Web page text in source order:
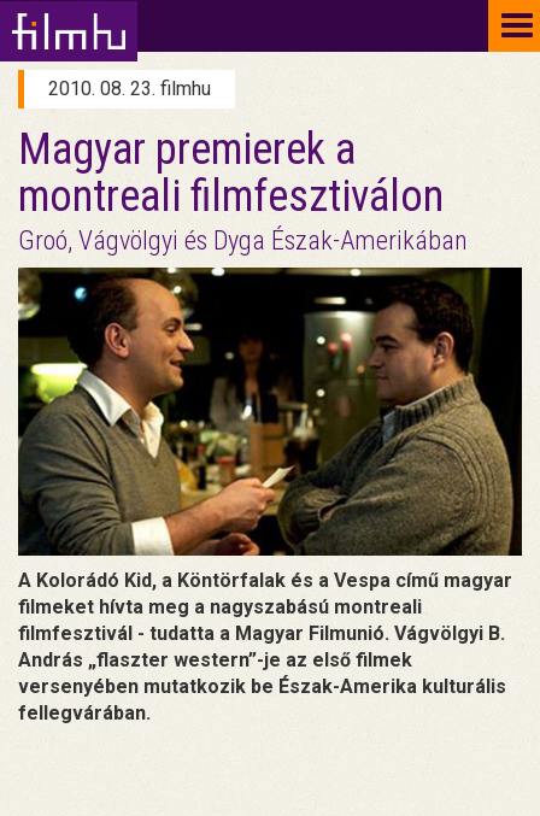
2010. 08. 23. filmhu
Magyar premierek a
montreali filmfesztiválon
Groó, Vágvölgyi és Dyga Észak-Amerikában
A Kolorádó Kid, a Köntörfalak és a Vespa című magyar
filmeket hívta meg a nagyszabású montreali
filmfesztivál - tudatta a Magyar Filmunió. Vágvölgyi B.
András „flaszter western”-je az első filmek
versenyében mutatkozik be Észak-Amerika kulturális
fellegvárában.